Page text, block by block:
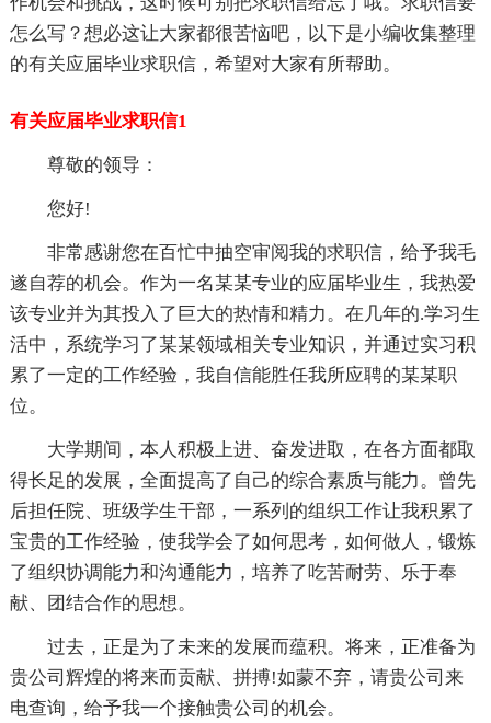
怎么写？想必这让大家都很苦恼吧，以下是小编收集整理
的有关应届毕业求职信，希望对大家有所帮助。
有关应届毕业求职信1
尊敬的领导：
您好!
非常感谢您在百忙中抽空审阅我的求职信，给予我毛
遂自荐的机会。作为一名某某专业的应届毕业生，我热爱
该专业并为其投入了巨大的热情和精力。在几年的.学习生
活中，系统学习了某某领域相关专业知识，并通过实习积
累了一定的工作经验，我自信能胜任我所应聘的某某职
位。
大学期间，本人积极上进、奋发进取，在各方面都取
得长足的发展，全面提高了自己的综合素质与能力。曾先
后担任院、班级学生干部，一系列的组织工作让我积累了
宝贵的工作经验，使我学会了如何思考，如何做人，锻炼
了组织协调能力和沟通能力，培养了吃苦耐劳、乐于奉
献、团结合作的思想。
过去，正是为了未来的发展而蕴积。将来，正准备为
贵公司辉煌的将来而贡献、拼搏!如蒙不弃，请贵公司来
电查询，给予我一个接触贵公司的机会。